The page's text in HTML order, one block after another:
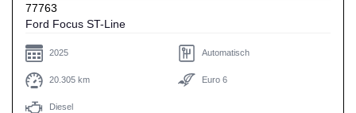
77763
Ford Focus ST-Line
2025 Automatisch
20.305 km Euro 6
Diesel